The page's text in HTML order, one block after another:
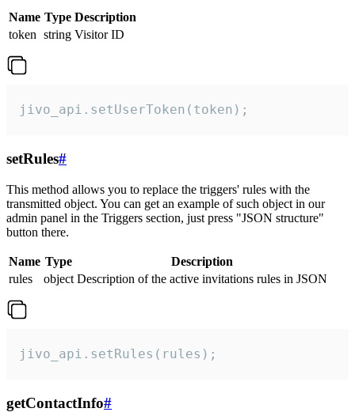
Name Type Description
token string Visitor ID
jivo_api.setUserToken(token);
setRules#
This method allows you to replace the triggers' rules with the
transmitted object. You can get an example of such object in our
admin panel in the Triggers section, just press "JSON structure"
button there.
Name Type
Description
rules
object Description of the active invitations rules in JSON
jivo_api.setRules(rules);
getContactInfo#